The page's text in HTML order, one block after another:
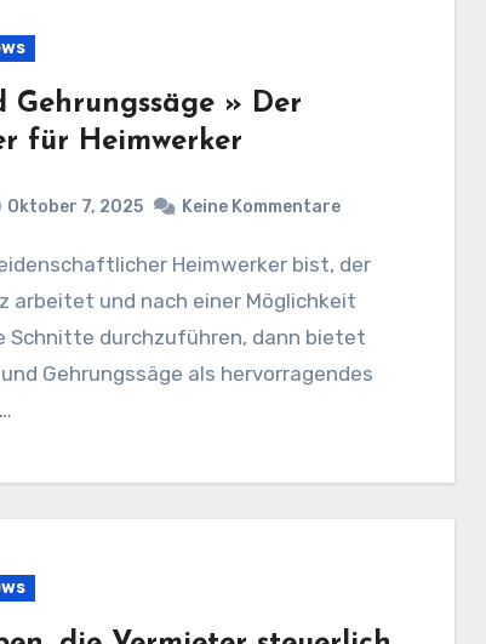
Gehrungssäge » Der
für Heimwerker
Oktober 7, 2025 Keine Kommentare
arbeitet und nach einer Möglichkeit
Schnitte durchzuführen, dann bietet
Gehrungssäge als hervorragendes